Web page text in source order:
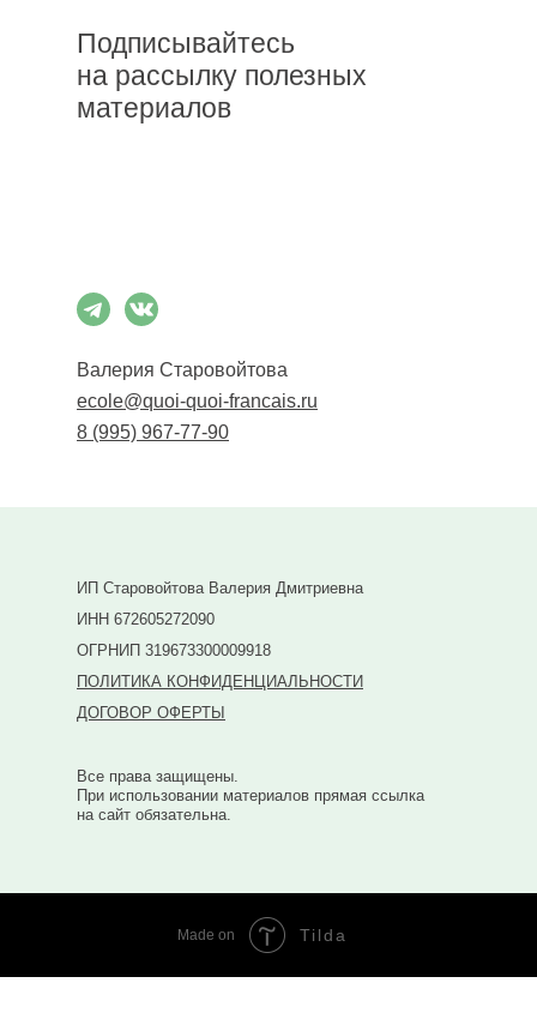
Валерия Старовойтова
ecole@quoi-quoi-francais.ru
8 (995) 967-77-90
Подписывайтесь
на рассылку полезных
материалов
ИП Старовойтова Валерия Дмитриевна
ИНН 672605272090
ОГРНИП 319673300009918
ПОЛИТИКА КОНФИДЕНЦИАЛЬНОСТИ
ДОГОВОР ОФЕРТЫ
Все права защищены.
При использовании материалов прямая ссылка
на сайт обязательна.
Made on Tilda